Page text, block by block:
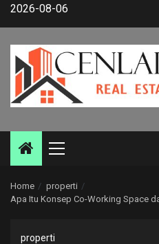
Skip2026-08-06
Primary
Home
properti
Apa Itu Konsep Co-Working Space
properti